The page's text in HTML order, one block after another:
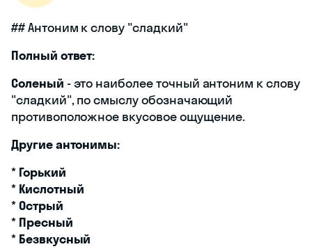
## Антоним к слову "сладкий"
Полный ответ:
Соленый - это наиболее точный антоним к слову
"сладкий", по смыслу обозначающий
противоположное вкусовое ощущение.
Другие антонимы:
* Горький
* Кислотный
*Острый
* Пресный
* Безвкусный